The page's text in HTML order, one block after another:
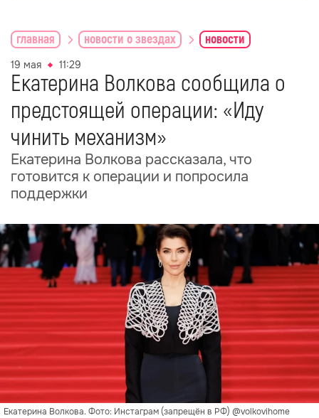
главная новости о звездах новости
19 мая 11:29
Екатерина Волкова сообщила о
предстоящей операции: «Иду
чинить механизм»
Екатерина Волкова рассказала, что
готовится к операции и попросила
поддержки
Екатерина Волкова. Фото: Инстаграм (запрещён в РФ) @volkovihome